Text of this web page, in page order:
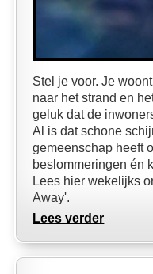
Stel je voor. Je
naar het strand en
geluk dat de
Al is dat schone
gemeenschap heeft
beslommeringen én
Lees hier wekelijks
Away'.
Lees verder